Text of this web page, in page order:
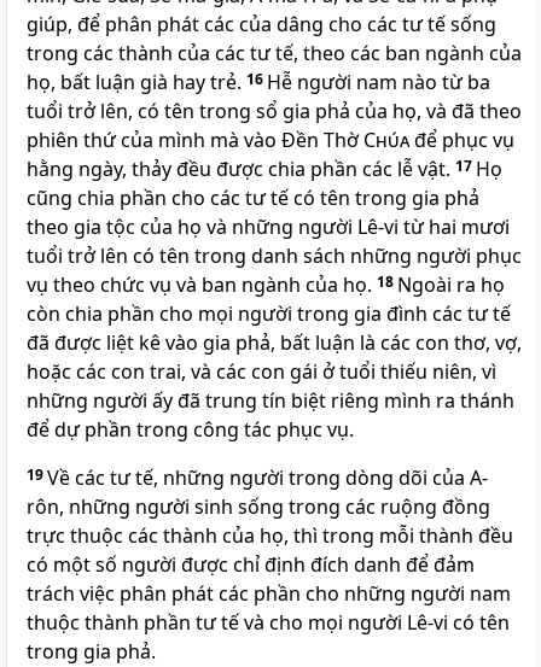
giúp, để phân phát các của dâng cho các tư tế sống
trong các thành của các tư tế, theo các ban ngành của
họ, bất luận già hay trẻ. 16 Hễ người nam nào từ ba
tuổi trở lên, có tên trong sổ gia phả của họ, và đã theo
phiên thứ của mình mà vào Ðền ThờChúađể phục vụ
hằng ngày, thảy đều được chia phần các lễ vật. 17 Họ
cũng chia phần cho các tư tế có tên trong gia phả
theo gia tộc của họ và những người Lê-vi từ hai mươi
tuổi trở lên có tên trong danh sách những người phục
vụ theo chức vụ và ban ngành của họ. 18 Ngoài ra họ
còn chia phần cho mọi người trong gia đình các tư tế
đã được liệt kê vào gia phả, bất luận là các con thơ, vợ,
hoặc các con trai, và các con gái ở tuổi thiếu niên, vì
những người ấy đã trung tín biệt riêng mình ra thánh
để dự phần trong công tác phục vụ.
19Về các tư tế, những người trong dòng dõi của A-
rôn, những người sinh sống trong các ruộng đồng
trực thuộc các thành của họ, thì trong mỗi thành đều
có một số người được chỉ định đích danh để đảm
trách việc phân phát các phần cho những người nam
thuộc thành phần tư tế và cho mọi người Lê-vi có tên
trong gia phả.